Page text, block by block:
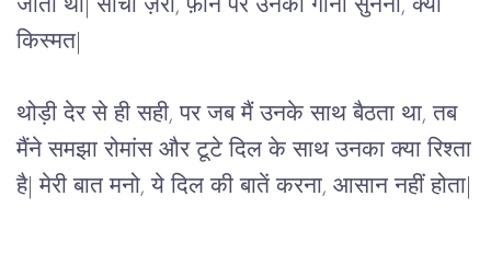
जाती थीं| सोचो ज़रा, फ़ोन पर उनका गाना सुनना, क्या
किस्मत|
थोड़ी देर से ही सही, पर जब मैं उनके साथ बैठता था, तब
मैंने समझा रोमांस और टूटे दिल के साथ उनका क्या रिश्ता
है| मेरी बात मनो, ये दिल की बातें करना, आसान नहीं होता|